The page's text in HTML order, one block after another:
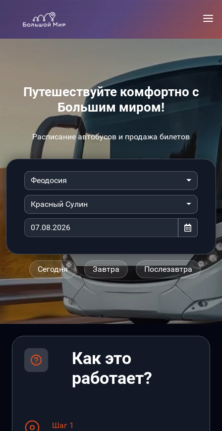
Путешествуйте комфортно с
Большим миром!
Расписание автобусов и продажа билетов
Феодосия
Красный Сулин
Сегодня Завтра Послезавтра
Как это
работает?
Шаг 1